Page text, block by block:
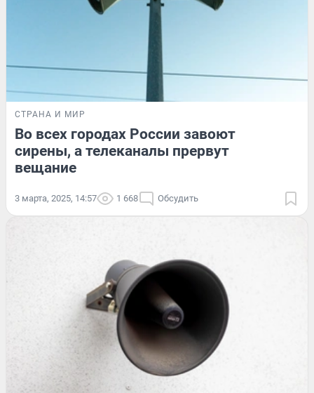
СТРАНА И МИР
Во всех городах России завоют
сирены, а телеканалы прервут
вещание
3 марта, 2025, 14:57 1 668 Обсудить